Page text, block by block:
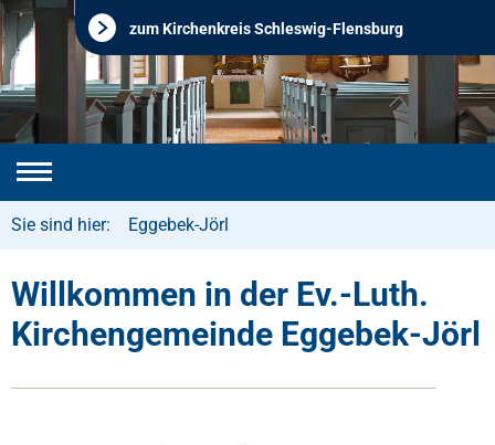
zum Kirchenkreis Schleswig-Flensburg
Sie sind hier: Eggebek-Jörl
Willkommen in der Ev.-Luth.
Kirchengemeinde Eggebek-Jörl